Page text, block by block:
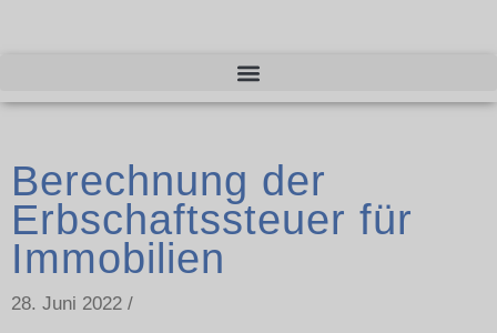
Berechnung der
Erbschaftssteuer für
Immobilien
28. Juni 2022 /